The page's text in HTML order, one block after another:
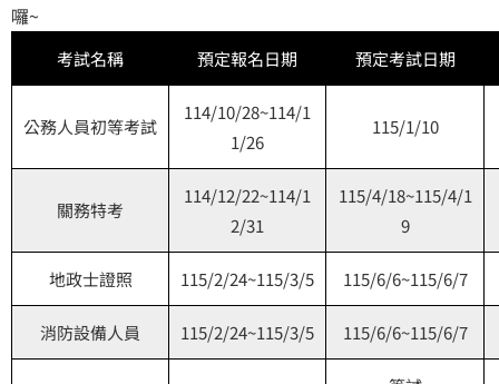
囉~
考試名稱 預定報名日期 預定考試日期
公務人員初等考試
114/10/28~114/1
1/26
115/1/10
關務特考
114/12/22~114/1
2/31
115/4/18~115/4/1
9
地政士證照 115/2/24~115/3/5 115/6/6~115/6/7
消防設備人員 115/2/24~115/3/5 115/6/6~115/6/7